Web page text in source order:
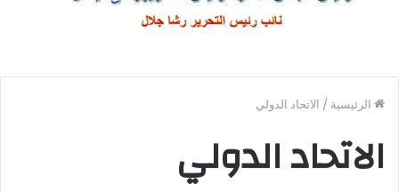
الرئيسية / الاتحاد الدولي
الاتحاد الدولي